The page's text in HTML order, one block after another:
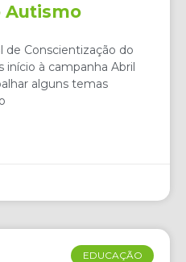
Autismo
Conscientização do
à campanha Abril
alguns temas
EDUCAÇÃO